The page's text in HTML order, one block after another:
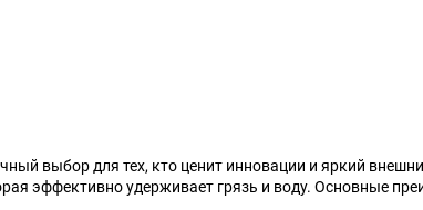
выбор для тех, кто ценит инновации и яркий
эффективно удерживает грязь и воду. Основные